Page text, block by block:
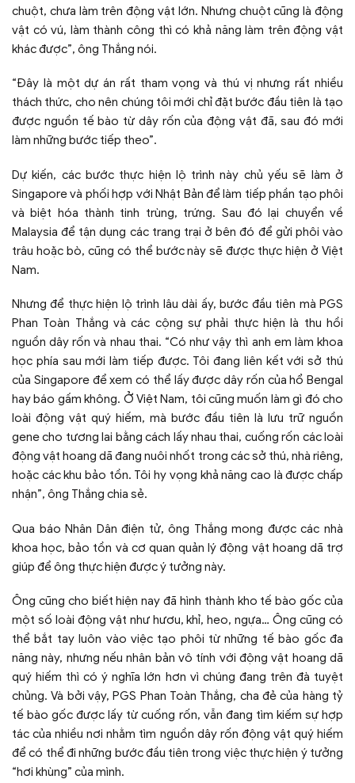
chuột, chưa làm trên động vật lớn. Nhưng chuột cũng là động
vật có vú, làm thành công thì có khả năng làm trên động vật
khác được”, ông Thắng nói.
“Đây là một dự án rất tham vọng và thú vị nhưng rất nhiều
thách thức, cho nên chúng tôi mới chỉ đặt bước đầu tiên là tạo
được nguồn tế bào từ dây rốn của động vật đã, sau đó mới
làm những bước tiếp theo”.
Dự kiến, các bước thực hiện lộ trình này chủ yếu sẽ làm ở
Singapore và phối hợp với Nhật Bản để làm tiếp phần tạo phôi
và biệt hóa thành tinh trùng, trứng. Sau đó lại chuyển về
Malaysia để tận dụng các trang trại ở bên đó để gửi phôi vào
trâu hoặc bò, cũng có thể bước này sẽ được thực hiện ở Việt
Nam.
Nhưng để thực hiện lộ trình lâu dài ấy, bước đầu tiên mà PGS
Phan Toàn Thắng và các cộng sự phải thực hiện là thu hồi
nguồn dây rốn và nhau thai. “Có như vậy thì anh em làm khoa
học phía sau mới làm tiếp được. Tôi đang liên kết với sở thú
của Singapore để xem có thể lấy được dây rốn của hổ Bengal
hay báo gấm không. Ở Việt Nam, tôi cũng muốn làm gì đó cho
loài động vật quý hiếm, mà bước đầu tiên là lưu trữ nguồn
gene cho tương lai bằng cách lấy nhau thai, cuống rốn các loài
động vật hoang dã đang nuôi nhốt trong các sở thú, nhà riêng,
hoặc các khu bảo tồn. Tôi hy vọng khả năng cao là được chấp
nhận”, ông Thắng chia sẻ.
Qua báo Nhân Dân điện tử, ông Thắng mong được các nhà
khoa học, bảo tồn và cơ quan quản lý động vật hoang dã trợ
giúp để ông thực hiện được ý tưởng này.
Ông cũng cho biết hiện nay đã hình thành kho tế bào gốc của
một số loài động vật như hươu, khỉ, heo, ngựa… Ông cũng có
thể bắt tay luôn vào việc tạo phôi từ những tế bào gốc đa
năng này, nhưng nếu nhân bản vô tính với động vật hoang dã
quý hiếm thì có ý nghĩa lớn hơn vì chúng đang trên đà tuyệt
chủng. Và bởi vậy, PGS Phan Toàn Thắng, cha đẻ của hàng tỷ
tế bào gốc được lấy từ cuống rốn, vẫn đang tìm kiếm sự hợp
tác của nhiều nơi nhằm tìm nguồn dây rốn động vật quý hiếm
để có thể đi những bước đầu tiên trong việc thực hiện ý tưởng
“hơi khùng” của mình.